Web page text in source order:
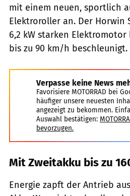
mit einem neuen, sportlich
Elektroroller an. Der Horwin
6,2 kW starken
bis zu 90 km/h beschleunigt.
Verpasse keine News
Favorisiere MOTORRAD bei
häufiger unsere neuesten
angezeigt zu bekommen.
Auswahl bestätigen:
bevorzugen.
Mit Zweitakku bis zu
Energie zapft der Antrieb